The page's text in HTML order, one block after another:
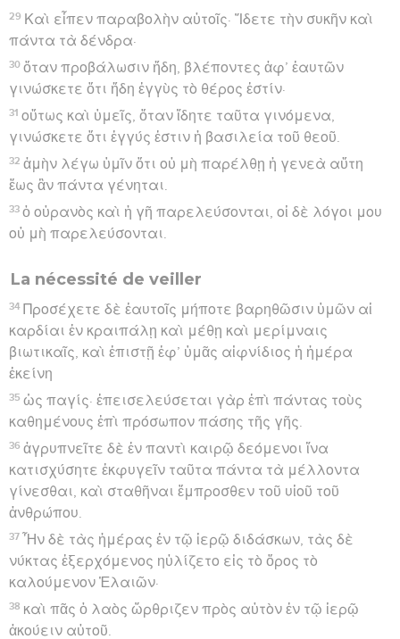
29 Καὶ εἶπεν παραβολὴν αὐτοῖς· Ἴδετε τὴν συκῆν καὶ
πάντα τὰ δένδρα·
30 ὅταν προβάλωσιν ἤδη, βλέποντες ἀφ’ ἑαυτῶν
γινώσκετε ὅτι ἤδη ἐγγὺς τὸ θέρος ἐστίν·
31 οὕτως καὶ ὑμεῖς, ὅταν ἴδητε ταῦτα γινόμενα,
γινώσκετε ὅτι ἐγγύς ἐστιν ἡ βασιλεία τοῦ θεοῦ.
32 ἀμὴν λέγω ὑμῖν ὅτι οὐ μὴ παρέλθῃ ἡ γενεὰ αὕτη
ἕως ἂν πάντα γένηται.
33 ὁ οὐρανὸς καὶ ἡ γῆ παρελεύσονται, οἱ δὲ λόγοι μου
οὐ μὴ παρελεύσονται.
La nécessité de veiller
34 Προσέχετε δὲ ἑαυτοῖς μήποτε βαρηθῶσιν ὑμῶν αἱ
καρδίαι ἐν κραιπάλῃ καὶ μέθῃ καὶ μερίμναις
βιωτικαῖς, καὶ ἐπιστῇ ἐφ’ ὑμᾶς αἰφνίδιος ἡ ἡμέρα
ἐκείνη
35 ὡς παγίς· ἐπεισελεύσεται γὰρ ἐπὶ πάντας τοὺς
καθημένους ἐπὶ πρόσωπον πάσης τῆς γῆς.
36 ἀγρυπνεῖτε δὲ ἐν παντὶ καιρῷ δεόμενοι ἵνα
κατισχύσητε ἐκφυγεῖν ταῦτα πάντα τὰ μέλλοντα
γίνεσθαι, καὶ σταθῆναι ἔμπροσθεν τοῦ υἱοῦ τοῦ
ἀνθρώπου.
37 Ἦν δὲ τὰς ἡμέρας ἐν τῷ ἱερῷ διδάσκων, τὰς δὲ
νύκτας ἐξερχόμενος ηὐλίζετο εἰς τὸ ὄρος τὸ
καλούμενον Ἐλαιῶν·
38 καὶ πᾶς ὁ λαὸς ὤρθριζεν πρὸς αὐτὸν ἐν τῷ ἱερῷ
ἀκούειν αὐτοῦ.